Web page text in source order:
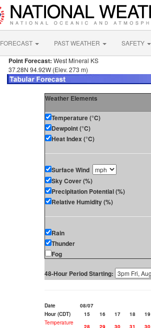
FORECAST PAST WEATHER SAFETY
Point Forecast: West Mineral KS
37.28N 94.92W (Elev. 273 m)
Weather Elements
Temperature (°C)
Dewpoint (°C)
Heat Index (°C)
Surface Wind
Sky Cover (%)
Precipitation Potential (%)
Relative Humidity (%)
Rain
Thunder
Fog
48-Hour Period Starting:
Date 08/07
Hour (CDT)
15 16 17 18 19
Temperature
28 29 30 31 30